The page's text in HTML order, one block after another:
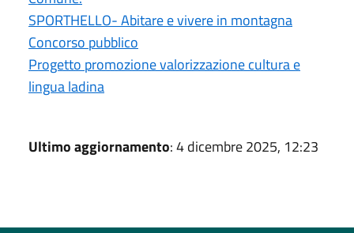
SPORTHELLO- Abitare e vivere in montagna
Concorso pubblico
Progetto promozione valorizzazione cultura e
lingua ladina
Ultimo aggiornamento: 4 dicembre 2025, 12:23